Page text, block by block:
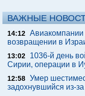
ВАЖНЫЕ
14:12 Авиакомпании
возвращении в
13:02
1036-й день
Сирии, операции в
12:58 Умер
задохнувшийся из-за